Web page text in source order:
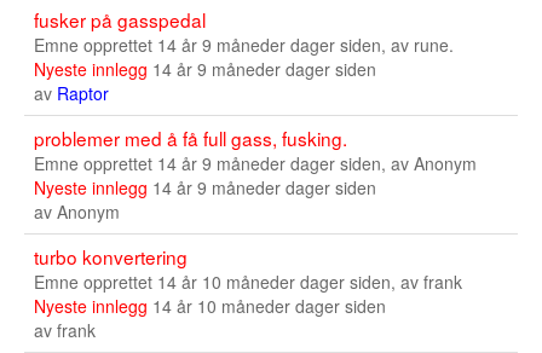
Oppland
Rogaland
Troms
Telemark
Sør Trøndelag
Nordland
fusker på gasspedal
Emne opprettet 14 år 9 måneder dager siden, av rune.
Nyeste innlegg 14 år 9 måneder dager siden
av Raptor
problemer med å få full gass, fusking.
Emne opprettet 14 år 9 måneder dager siden, av Anonym
Nyeste innlegg 14 år 9 måneder dager siden
av Anonym
turbo konvertering
Emne opprettet 14 år 10 måneder dager siden, av frank
Nyeste innlegg 14 år 10 måneder dager siden
av frank